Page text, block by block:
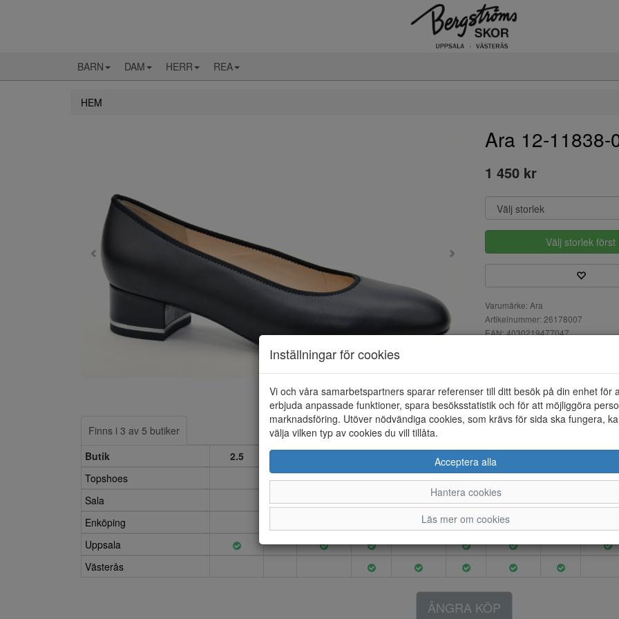
BARN DAM HERR REA
HEM
Ara 12-11838-
1 450 kr
Välj storlek först
Varumärke: Ara
Artikelnummer: 26178007
EAN: 4030219477047
Pumps i skinn med
Finns i 3 av 5 butiker
Butik
2.5 5
Topshoes
Sala
Enköping
Uppsala
Västerås
ÅNGRA KÖP
Inställningar för cookies
Vi och våra samarbetspartners sparar referenser till ditt besök på din enhet för
erbjuda anpassade funktioner, spara besöksstatistik och för att möjliggöra
marknadsföring. Utöver nödvändiga cookies, som krävs för sida ska fungera,
välja vilken typ av cookies du vill tillåta.
Acceptera alla
Hantera cookies
Läs mer om cookies